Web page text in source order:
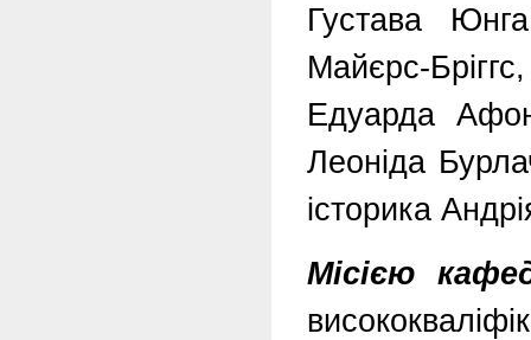
Густава
Майєрс-
Едуарда
Леоніда
історика
Місією